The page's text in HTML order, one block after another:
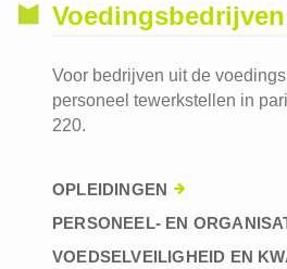
Voedingsbedrijven
Voor bedrijven uit de
personeel tewerkstellen in
220.
OPLEIDINGEN
PERSONEEL- EN
VOEDSELVEILIGHEID EN